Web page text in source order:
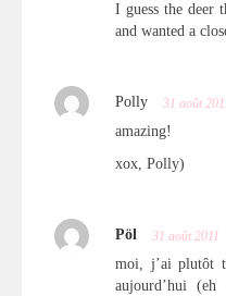
I guess the deer
and wanted a
Polly 31 août
amazing!
xox, Polly)
Pöl 31 août 2011
moi, j’ai plutôt
aujourd’hui